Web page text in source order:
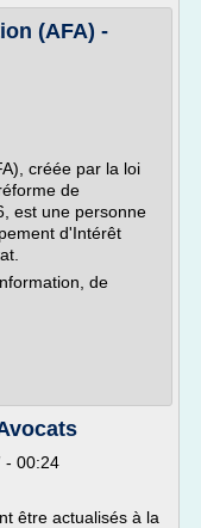
(AFA) -
créée par la loi
de
est une personne
d'Intérêt
de
- 00:24
être actualisés à la